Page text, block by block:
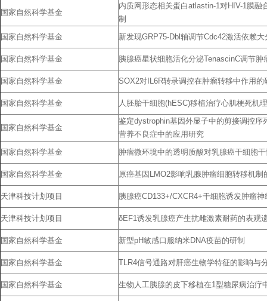
国家自然科学基金
内质网形态相关蛋白atlastin-1对HIV-1膜融
制
国家自然科学基金
新发现GRP75-Dbl轴调节Cdc42激活依赖
国家自然科学基金 胰腺癌星状细胞活化分泌TenascinC调节
国家自然科学基金 SOX2对IL6R转录调控在肿瘤转移中作用的
国家自然科学基金 人胚胎干细胞(hESC)移植治疗心肌梗死机
国家自然科学基金
鉴定dystrophin基因外显子中的剪接调控序
营养不良症中的应用研究
国家自然科学基金
肿瘤微环境中的透明质酸对乳腺癌干细胞
国家自然科学基金 原癌基因LMO2影响乳腺肿瘤细胞转移机制
天津科技计划项目 胰腺癌CD133+/CXCR4+干细胞诱发肿瘤
天津科技计划项目 δEF1诱发乳腺癌产生抗雌激素耐药的表观
国家自然科学基金 新型pH敏感口服纳米DNA疫苗的研制
国家自然科学基金 TLR4信号通路对肝癌生物学特征的影响与
国家自然科学基金 生物人工胰腺的皮下移植在1型糖尿病治疗